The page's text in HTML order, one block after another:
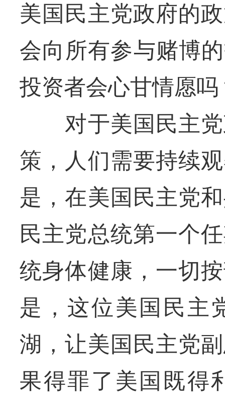
美国民主党政府的
会向所有参与赌博
投资者会心甘情愿吗
对于美国民主党
策，人们需要持续
是，在美国民主党
民主党总统第一个
统身体健康，一切
是，这位美国民主
湖，让美国民主党
果得罪了美国既得